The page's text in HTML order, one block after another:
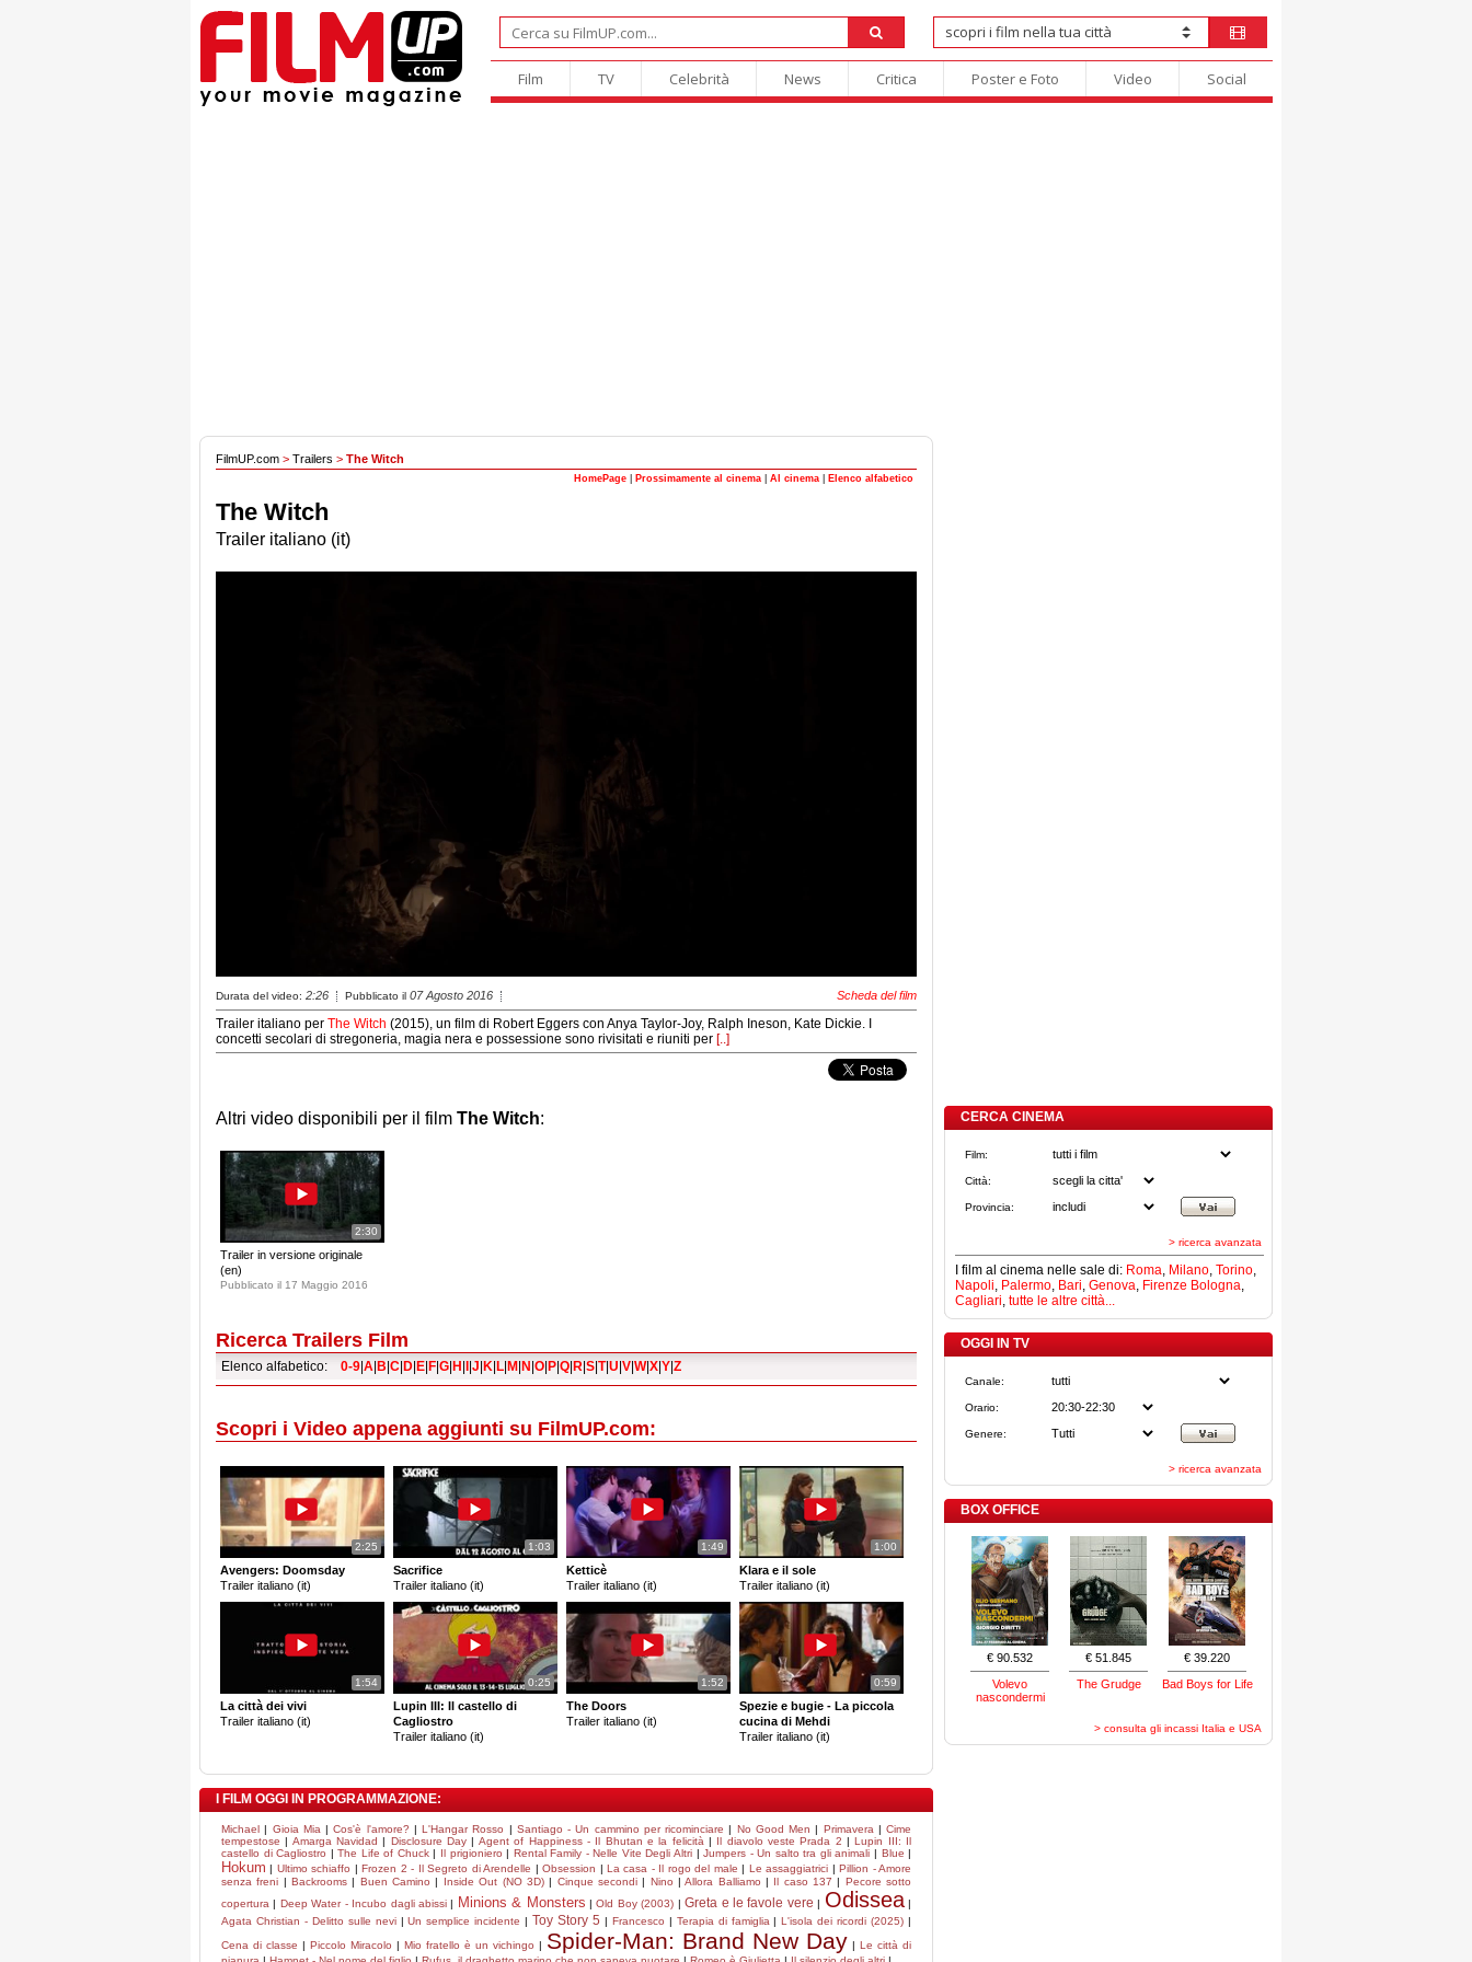
Film TV Celebrità News Critica Poster e Foto Video Social
FilmUP.com > Trailers > The Witch
HomePage Prossimamente al cinema Al cinema Elenco alfabetico
The Witch
Trailer italiano (it)
Durata del video: 2:26 Pubblicato il 07 Agosto 2016 Scheda del film
Trailer italiano per The Witch (2015), un film di Robert Eggers con Anya Taylor-Joy, Ralph Ineson, Kate Dickie. I
concetti secolari di stregoneria, magia nera e possessione sono rivisitati e riuniti per [..]
Altri video disponibili per il film The Witch:
2:30
Trailer in versione originale
(en)
Pubblicato il 17 Maggio 2016
Ricerca Trailers Film
Elenco alfabetico: 0-9|A|B|C|D|E|F|G|H|I|J|K|L|M|N|O|P|Q|R|S|T|U|V|W|X|Y|Z
Scopri i Video appena aggiunti su FilmUP.com:
2:25
Avengers: Doomsday
Trailer italiano (it)
1:03
Sacrifice
Trailer italiano (it)
1:49
Ketticè
Trailer italiano (it)
1:00
Klara e il sole
Trailer italiano (it)
1:54
La città dei vivi
Trailer italiano (it)
0:25
Lupin III: Il castello di
Cagliostro
Trailer italiano (it)
1:52
The Doors
Trailer italiano (it)
0:59
Spezie e bugie - La piccola
cucina di Mehdi
Trailer italiano (it)
I FILM OGGI IN PROGRAMMAZIONE:
Michael | Gioia Mia |Cos'è l'amore? | L'Hangar Rosso | Santiago - Un cammino per ricominciare | No Good Men | Primavera | Cime
tempestose | Amarga Navidad | Disclosure Day | Agent of Happiness - Il Bhutan e la felicità | Il diavolo veste Prada 2 |Lupin III: Il
castello di Cagliostro |The Life of Chuck| Il prigioniero | Rental Family - Nelle Vite Degli Altri|Jumpers - Un salto tra gli animali | Blue |
Hokum | Ultimo schiaffo |Frozen 2 - Il Segreto di Arendelle |Obsession |La casa - Il rogo del male | Le assaggiatrici |Pillion - Amore
senza freni |Backrooms | Buen Camino | Inside Out (NO 3D)| Cinque secondi| Nino |Allora Balliamo | Il caso 137 | Pecore sotto
copertura | Deep Water - Incubo dagli abissi| Minions & Monsters |Old Boy (2003) |Greta e le favole vere | Odissea|
Agata Christian - Delitto sulle nevi|Un semplice incidente | Toy Story 5 | Francesco | Terapia di famiglia |L'isola dei ricordi (2025) |
Cena di classe | Piccolo Miracolo | Mio fratello è un vichingo | Spider-Man: Brand New Day | Le città di
CERCA CINEMA
Film:
Città:
Provincia:
> ricerca avanzata
I film al cinema nelle sale di: Roma, Milano, Torino,
Napoli, Palermo, Bari, Genova, Firenze Bologna,
Cagliari, tutte le altre città...
OGGI IN TV
Canale:
Orario:
Genere:
> ricerca avanzata
BOX OFFICE
€ 90.532
Volevo
nascondermi
€ 51.845
The Grudge
€ 39.220
Bad Boys for Life
> consulta gli incassi Italia e USA